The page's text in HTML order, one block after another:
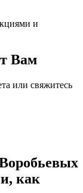
и
Вам
или свяжитесь
как